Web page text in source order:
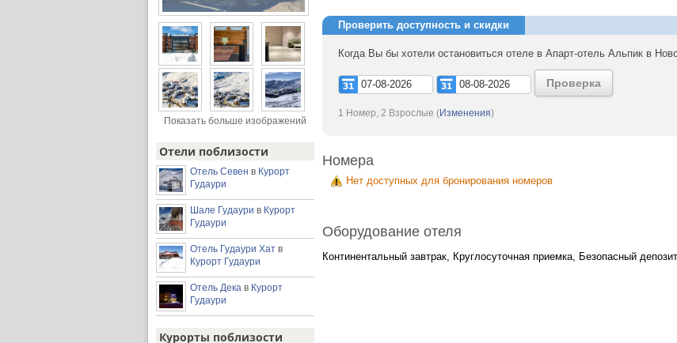
Проверить доступность и скидки
Когда Вы бы хотели остановиться отеле в Апарт-отель Альпик в
Проверка
1 Номер, 2 Взрослые (Изменения)
Номера
Нет доступных для бронирования номеров
Оборудование отеля
Континентальный завтрак, Круглосуточная приемка, Безопасный
Показать больше изображений
Отели поблизости
Отель Севен в Курорт
Гудаури
Шале Гудаури в Курорт
Гудаури
Отель Гудаури Хат в
Курорт Гудаури
Отель Дека в Курорт
Гудаури
Курорты поблизости